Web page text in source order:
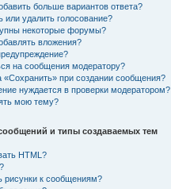
больше вариантов ответа?
или удалить голосование?
некоторые форумы?
вложения?
на сообщения модератору?
«Сохранить» при создании сообщения?
нуждается в проверки модератором?
мою тему?
и типы создаваемых тем
HTML?
рисунки к сообщениям?